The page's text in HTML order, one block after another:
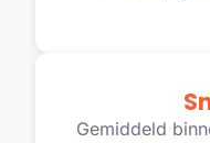
Gemiddeld